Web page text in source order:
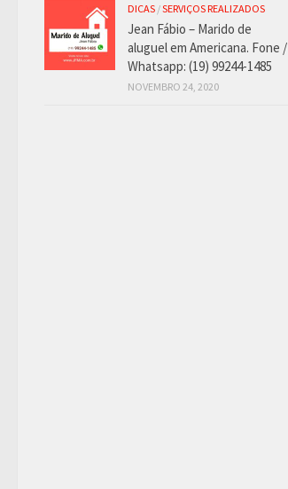
DICAS /SERVIÇOS REALIZADOS
Jean Fábio – Marido de
aluguel em Americana. Fone /
Whatsapp: (19) 99244-1485
NOVEMBRO 24, 2020